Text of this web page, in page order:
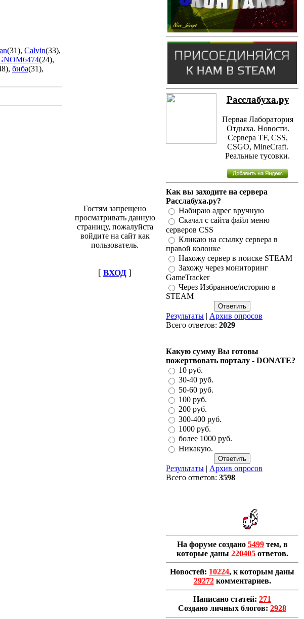
(31), Calvin(33),
(24),
, биба(31),
Гостям запрещено
просматривать данную
страницу, пожалуйста
войдите на сайт как
пользователь.
[ ВХОД ]
Расслабуха.ру
Первая Лаборатория
Отдыха. Новости.
Сервера TF, CSS,
CSGO, MineCraft.
Реальные тусовки.
Как вы заходите на сервера
Расслабуха.ру?
Набираю адрес вручную
Скачал с сайта файл меню
серверов CSS
Кликаю на ссылку сервера в
правой колонке
Нахожу сервер в поиске STEAM
Захожу через мониторинг
GameTracker
Через Избранное/историю в
STEAM
Результаты | Архив опросов
Всего ответов: 2029
Какую сумму Вы готовы
пожертвовать порталу - DONATE?
10 руб.
30-40 руб.
50-60 руб.
100 руб.
200 руб.
300-400 руб.
1000 руб.
более 1000 руб.
Никакую.
Результаты | Архив опросов
Всего ответов: 3598
На форуме создано 5499тем, в
которые даны 220405ответов.
Новостей: 10224, к которым даны
29272комментариев.
Написано статей: 271
Создано личных блогов: 2928